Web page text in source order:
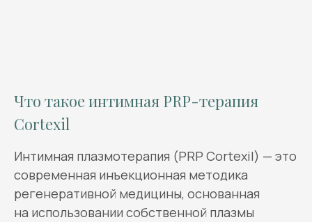
Что такое интимная PRP-терапия
Cortexil
Интимная плазмотерапия (PRP Cortexil) — это
современная инъекционная методика
регенеративной медицины, основанная
на использовании собственной плазмы